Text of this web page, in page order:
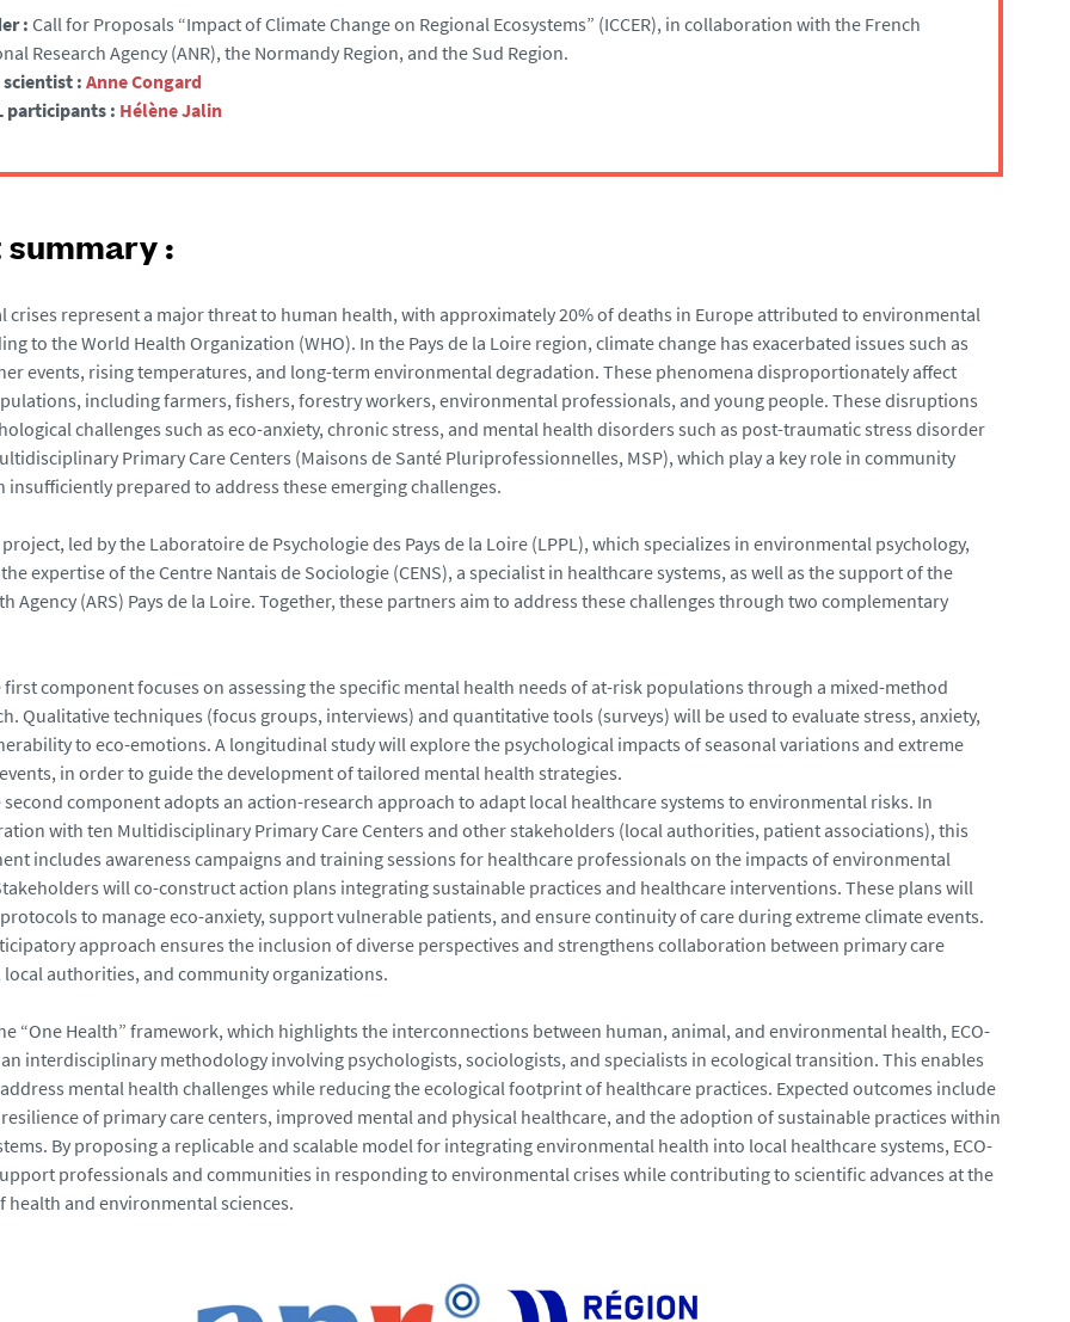
:Call for Proposals “Impact of Climate Change on Regional Ecosystems” (ICCER), in collaboration with the French
Research Agency (ANR), the Normandy Region, and the Sud Region.
scientist : Anne Congard
participants : Hélène Jalin
summary :
crises represent a major threat to human health, with approximately 20% of deaths in Europe attributed to environmental
to the World Health Organization (WHO). In the Pays de la Loire region, climate change has exacerbated issues such as
events, rising temperatures, and long-term environmental degradation. These phenomena disproportionately affect
including farmers, fishers, forestry workers, environmental professionals, and young people. These disruptions
challenges such as eco-anxiety, chronic stress, and mental health disorders such as post-traumatic stress disorder
Primary Care Centers (Maisons de Santé Pluriprofessionnelles, MSP), which play a key role in community
insufficiently prepared to address these emerging challenges.
project, led by the Laboratoire de Psychologie des Pays de la Loire (LPPL), which specializes in environmental psychology,
expertise of the Centre Nantais de Sociologie (CENS), a specialist in healthcare systems, as well as the support of the
Agency (ARS) Pays de la Loire. Together, these partners aim to address these challenges through two complementary
first component focuses on assessing the specific mental health needs of at-risk populations through a mixed-method
Qualitative techniques (focus groups, interviews) and quantitative tools (surveys) will be used to evaluate stress, anxiety,
to eco-emotions. A longitudinal study will explore the psychological impacts of seasonal variations and extreme
in order to guide the development of tailored mental health strategies.
second component adopts an action-research approach to adapt local healthcare systems to environmental risks. In
with ten Multidisciplinary Primary Care Centers and other stakeholders (local authorities, patient associations), this
includes awareness campaigns and training sessions for healthcare professionals on the impacts of environmental
will co-construct action plans integrating sustainable practices and healthcare interventions. These plans will
to manage eco-anxiety, support vulnerable patients, and ensure continuity of care during extreme climate events.
approach ensures the inclusion of diverse perspectives and strengthens collaboration between primary care
local authorities, and community organizations.
“One Health” framework, which highlights the interconnections between human, animal, and environmental health, ECO-
an interdisciplinary methodology involving psychologists, sociologists, and specialists in ecological transition. This enables
mental health challenges while reducing the ecological footprint of healthcare practices. Expected outcomes include
of primary care centers, improved mental and physical healthcare, and the adoption of sustainable practices within
By proposing a replicable and scalable model for integrating environmental health into local healthcare systems, ECO-
professionals and communities in responding to environmental crises while contributing to scientific advances at the
health and environmental sciences.